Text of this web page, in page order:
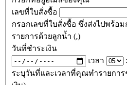
เลขที่ใบสั่งซื้อ
กรอกเลขที่ใบสั่งซื้อ ซึ่งส่งไปพร้อ
รายการด้วยลูกน้ำ (,)
วันที่ชำระเงิน
เวลา
:
ระบุวันที่และเวลาที่คุณทำรายการ